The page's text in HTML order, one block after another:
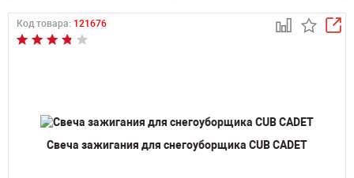
Код товара: 121676
Свеча зажигания для снегоуборщика CUB CADET